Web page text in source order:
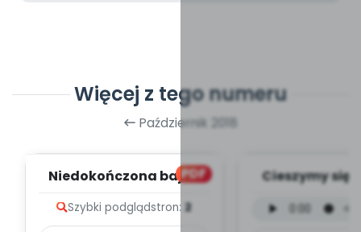
Więcej z tego numeru
Październik 2018
PDF
Niedokończona bajka
Szybki podglądstron: 2
Cieszymy się,
mp3)